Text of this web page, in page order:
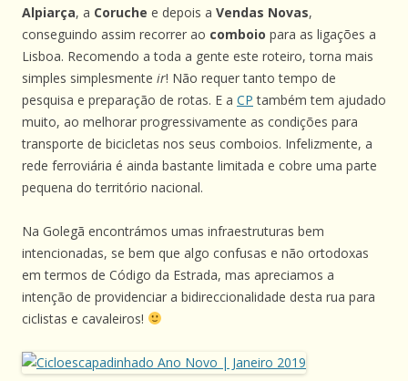
Alpiarça, a Coruche e depois a Vendas Novas,
conseguindo assim recorrer ao comboio para as ligações a
Lisboa. Recomendo a toda a gente este roteiro, torna mais
simples simplesmente ir! Não requer tanto tempo de
pesquisa e preparação de rotas. E a CP também tem ajudado
muito, ao melhorar progressivamente as condições para
transporte de bicicletas nos seus comboios. Infelizmente, a
rede ferroviária é ainda bastante limitada e cobre uma parte
pequena do território nacional.
Na Golegã encontrámos umas infraestruturas bem
intencionadas, se bem que algo confusas e não ortodoxas
em termos de Código da Estrada, mas apreciamos a
intenção de providenciar a bidireccionalidade desta rua para
ciclistas e cavaleiros!